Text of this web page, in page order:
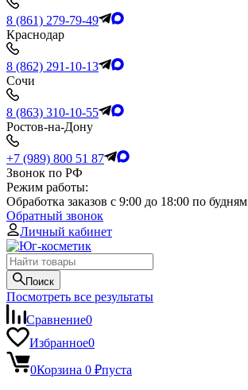
8 (861) 279-79-49
Краснодар
8 (862) 291-10-13
Сочи
8 (863) 310-10-55
Ростов-на-Дону
+7 (989) 800 51 87
Звонок по РФ
Режим работы:
Обработка заказов с 9:00 до 18:00 по будням
Обратный звонок
Личный кабинет
Поиск
Посмотреть все результаты
Сравнение0
Избранное0
0Корзина 0 ₽пуста